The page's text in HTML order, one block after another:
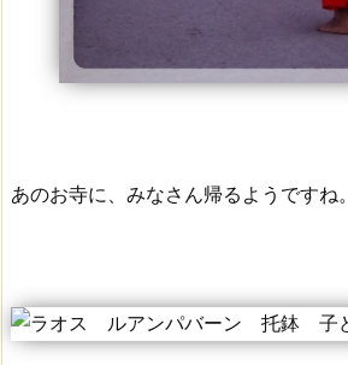
あのお寺に、みなさん帰るようですね。